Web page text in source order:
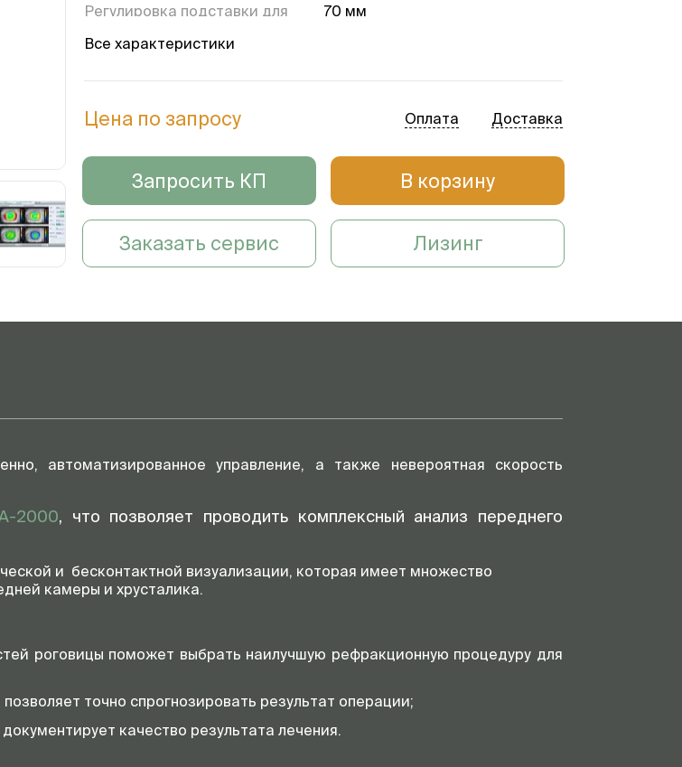
Регулировка подставки для
70 мм
Вес
экран, авто настройка, авто
(SWEPT source)
Длина волны
1 310 нм
Выходная мощность
Менее 6мВ
Все характеристики
Цена по запросу Оплата Доставка
Запросить КП В корзину
Заказать сервис Лизинг
автоматизированное управление, а также невероятная скорость
2000, что позволяет проводить комплексный анализ переднего
и бесконтактной визуализации, которая имеет множество
камеры и хрусталика.
роговицы поможет выбрать наилучшую рефракционную процедуру для
точно спрогнозировать результат операции;
качество результата лечения.